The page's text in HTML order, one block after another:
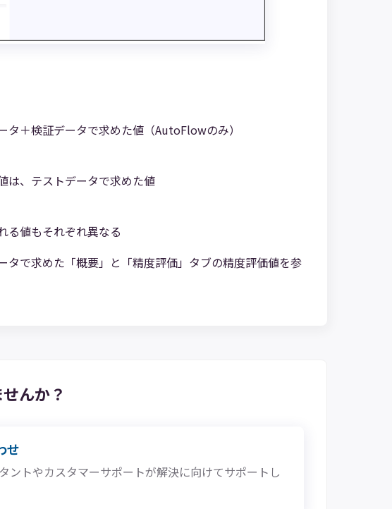
タ＋検証データで求めた値（AutoFlowのみ）
は、テストデータで求めた値
る値もそれぞれ異なる
タで求めた「概要」と「精度評価」タブの精度評価値を参
んか？
せ
ントやカスタマーサポートが解決に向けてサポートし